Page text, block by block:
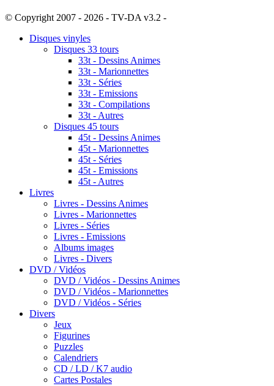
© Copyright 2007 - 2026 - TV-DA v3.2 -
Disques vinyles
Disques 33 tours
33t - Dessins Animes
33t - Marionnettes
33t - Séries
33t - Emissions
33t - Compilations
33t - Autres
Disques 45 tours
45t - Dessins Animes
45t - Marionnettes
45t - Séries
45t - Emissions
45t - Autres
Livres
Livres - Dessins Animes
Livres - Marionnettes
Livres - Séries
Livres - Emissions
Albums images
Livres - Divers
DVD / Vidéos
DVD / Vidéos - Dessins Animes
DVD / Vidéos - Marionnettes
DVD / Vidéos - Séries
Divers
Jeux
Figurines
Puzzles
Calendriers
CD / LD / K7 audio
Cartes Postales